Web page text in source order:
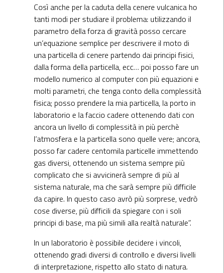
Così anche per la caduta della cenere vulcanica ho
tanti modi per studiare il problema: utilizzando il
parametro della forza di gravità posso cercare
un’equazione semplice per descrivere il moto di
una particella di cenere partendo dai principi fisici,
dalla forma della particella, ecc… poi posso fare un
modello numerico al computer con più equazioni e
molti parametri, che tenga conto della complessità
fisica; posso prendere la mia particella, la porto in
laboratorio e la faccio cadere ottenendo dati con
ancora un livello di complessità in più perchè
l’atmosfera e la particella sono quelle vere; ancora,
posso far cadere centomila particelle immettendo
gas diversi, ottenendo un sistema sempre più
complicato che si avvicinerà sempre di più al
sistema naturale, ma che sarà sempre più difficile
da capire. In questo caso avrò più sorprese, vedrò
cose diverse, più difficili da spiegare con i soli
principi di base, ma più simili alla realtà naturale”.
In un laboratorio è possibile decidere i vincoli,
ottenendo gradi diversi di controllo e diversi livelli
di interpretazione, rispetto allo stato di natura.